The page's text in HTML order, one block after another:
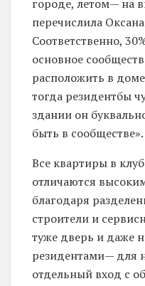
городе, летом— на
перечислила
Соответственно,
основное
расположить в
тогда резидентбы
здании он
быть в сообществе».
Все квартиры в
отличаются
благодаря
строители и
туже дверь и даже
резидентами— для
отдельный вход с